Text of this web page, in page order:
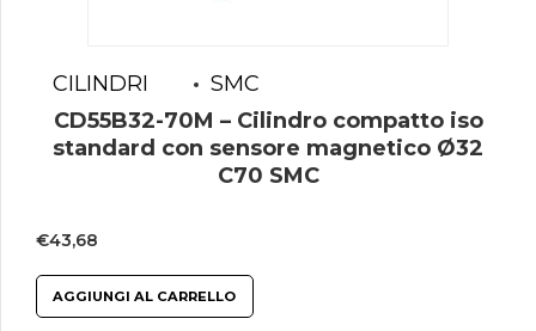
CILINDRI
SMC
CD55B32-70M – Cilindro compatto iso
standard con sensore magnetico Ø32
C70 SMC
€43,68
AGGIUNGI AL CARRELLO